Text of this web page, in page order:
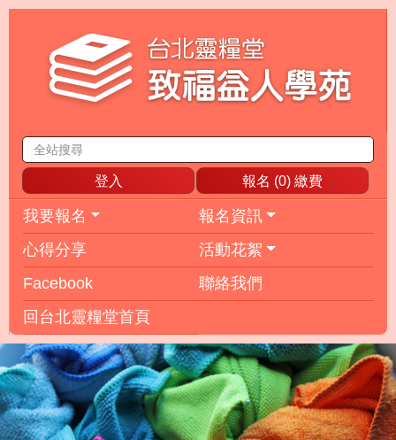
登入 報名 (0) 繳費
我要報名
報名資訊
心得分享
活動花絮
Facebook
聯絡我們
回台北靈糧堂首頁